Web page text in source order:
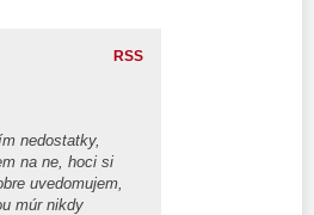
RSS
nedostatky,
na ne, hoci si
uvedomujem,
múr nikdy